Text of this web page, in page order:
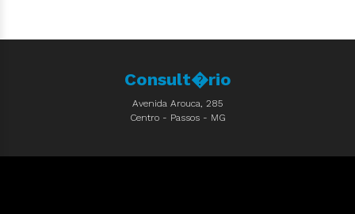
Consult�rio
Avenida Arouca, 285
Centro - Passos - MG